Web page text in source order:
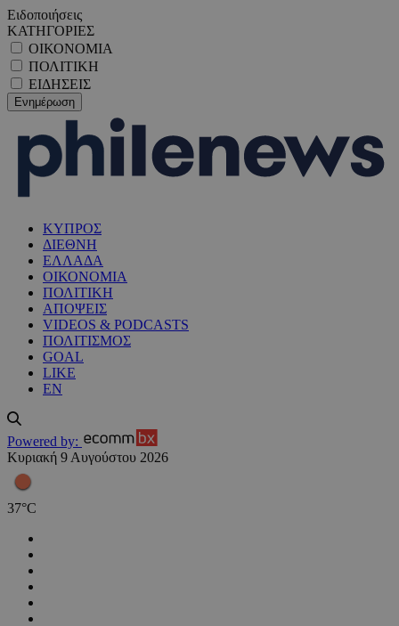
Ειδοποιήσεις
ΚΑΤΗΓΟΡΙΕΣ
ΟΙΚΟΝΟΜΙΑ
ΠΟΛΙΤΙΚΗ
ΕΙΔΗΣΕΙΣ
ΚΥΠΡΟΣ
ΔΙΕΘΝΗ
ΕΛΛΑΔΑ
ΟΙΚΟΝΟΜΙΑ
ΠΟΛΙΤΙΚΗ
ΑΠΟΨΕΙΣ
VIDEOS & PODCASTS
ΠΟΛΙΤΙΣΜΟΣ
GOAL
LIKE
EN
Powered by:
Κυριακή 9 Αυγούστου 2026
37°C